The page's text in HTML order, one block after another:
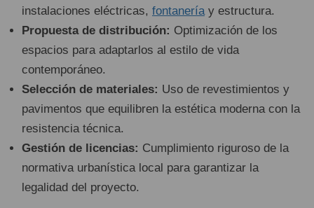
instalaciones eléctricas, fontaneríay estructura.
Propuesta de distribución: Optimización de los
espacios para adaptarlos al estilo de vida
contemporáneo.
Selección de materiales: Uso de revestimientos y
pavimentos que equilibren la estética moderna con la
resistencia técnica.
Gestión de licencias: Cumplimiento riguroso de la
normativa urbanística local para garantizar la
legalidad del proyecto.